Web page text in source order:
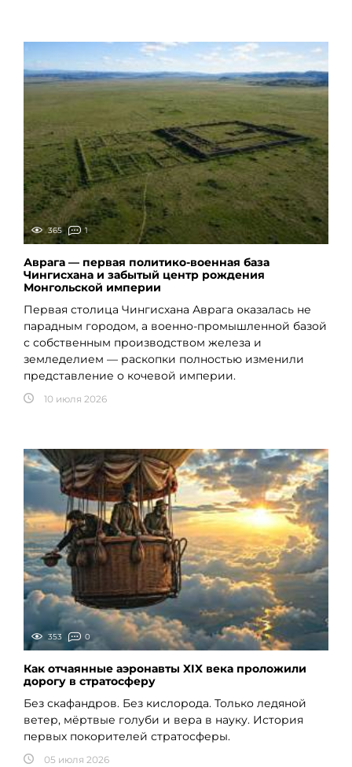
365 1
Аврага — первая политико-военная база
Чингисхана и забытый центр рождения
Монгольской империи
Первая столица Чингисхана Аврага оказалась не
парадным городом, а военно-промышленной базой
с собственным производством железа и
земледелием — раскопки полностью изменили
представление о кочевой империи.
10 июля 2026
353 0
Как отчаянные аэронавты XIX века проложили
дорогу в стратосферу
Без скафандров. Без кислорода. Только ледяной
ветер, мёртвые голуби и вера в науку. История
первых покорителей стратосферы.
05 июля 2026